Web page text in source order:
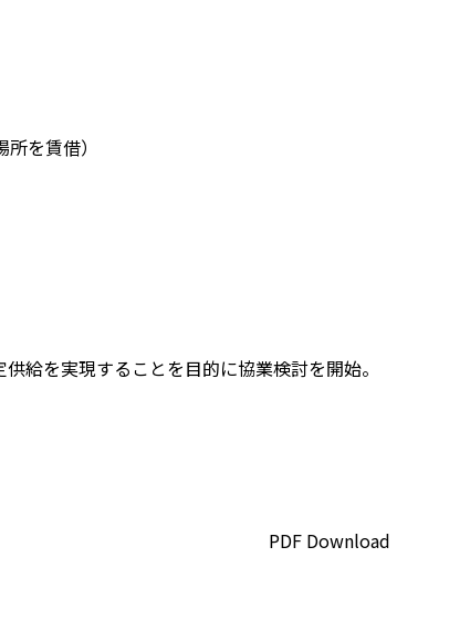
を賃借）
給を実現することを目的に協業検討を開始。
PDF Download